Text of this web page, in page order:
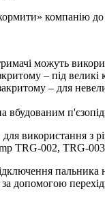
компанію до
можуть
– під великі
– для
вбудованим
використання з
TRG-002, TRG-
пальника
допомогою